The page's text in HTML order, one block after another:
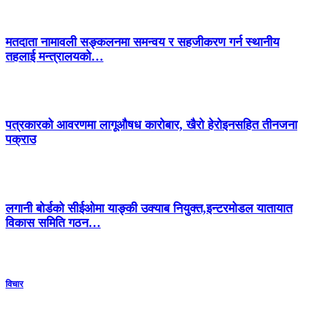
मतदाता नामावली सङ्कलनमा समन्वय र सहजीकरण गर्न स्थानीय
तहलाई मन्त्रालयको…
पत्रकारको आवरणमा लागूऔषध कारोबार, खैरो हेरोइनसहित तीनजना
पक्राउ
लगानी बोर्डको सीईओमा याङ्की उक्याब नियुक्त,इन्टरमोडल यातायात
विकास समिति गठन…
विचार